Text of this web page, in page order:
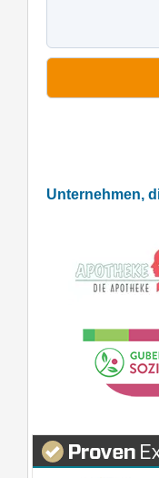
Unternehmen,